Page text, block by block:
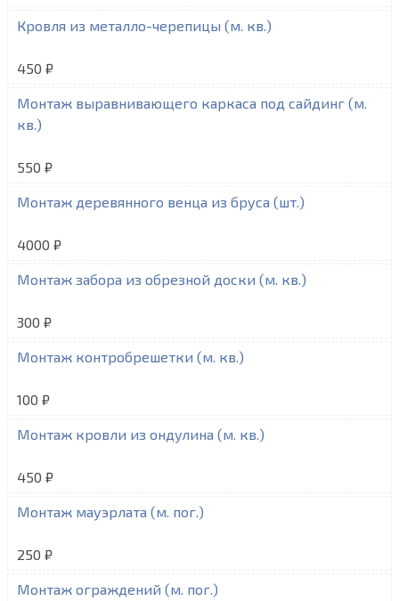
Кровля из металло-черепицы (м. кв.)
450 ₽
Монтаж выравнивающего каркаса под сайдинг (м.
кв.)
550 ₽
Монтаж деревянного венца из бруса (шт.)
4000 ₽
Монтаж забора из обрезной доски (м. кв.)
300 ₽
Монтаж контробрешетки (м. кв.)
100 ₽
Монтаж кровли из ондулина (м. кв.)
450 ₽
Монтаж мауэрлата (м. пог.)
250 ₽
Монтаж ограждений (м. пог.)